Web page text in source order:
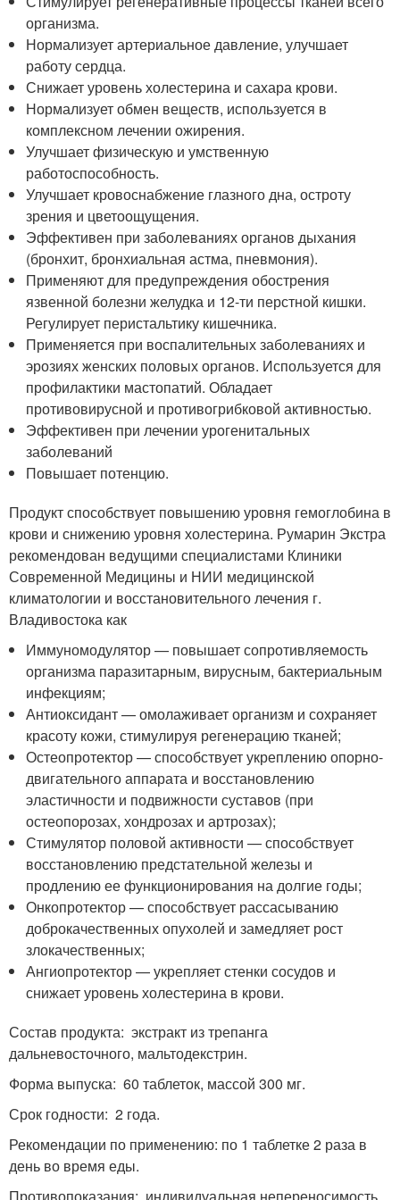
организма.
Нормализует артериальное давление, улучшает
работу сердца.
Снижает уровень холестерина и сахара крови.
Нормализует обмен веществ, используется в
комплексном лечении ожирения.
Улучшает физическую и умственную
работоспособность.
Улучшает кровоснабжение глазного дна, остроту
зрения и цветоощущения.
Эффективен при заболеваниях органов дыхания
(бронхит, бронхиальная астма, пневмония).
Применяют для предупреждения обострения
язвенной болезни желудка и 12-ти перстной кишки.
Регулирует перистальтику кишечника.
Применяется при воспалительных заболеваниях и
эрозиях женских половых органов. Используется для
профилактики мастопатий. Обладает
противовирусной и противогрибковой активностью.
Эффективен при лечении урогенитальных
заболеваний
Повышает потенцию.
Продукт способствует повышению уровня гемоглобина в
крови и снижению уровня холестерина. Румарин Экстра
рекомендован ведущими специалистами Клиники
Современной Медицины и НИИ медицинской
климатологии и восстановительного лечения г.
Владивостока как
Иммуномодулятор — повышает сопротивляемость
организма паразитарным, вирусным, бактериальным
инфекциям;
Антиоксидант — омолаживает организм и сохраняет
красоту кожи, стимулируя регенерацию тканей;
Остеопротектор — способствует укреплению опорно-
двигательного аппарата и восстановлению
эластичности и подвижности суставов (при
остеопорозах, хондрозах и артрозах);
Стимулятор половой активности — способствует
восстановлению предстательной железы и
продлению ее функционирования на долгие годы;
Онкопротектор — способствует рассасыванию
доброкачественных опухолей и замедляет рост
злокачественных;
Ангиопротектор — укрепляет стенки сосудов и
снижает уровень холестерина в крови.
Состав продукта: экстракт из трепанга
дальневосточного, мальтодекстрин.
Форма выпуска: 60 таблеток, массой 300 мг.
Срок годности: 2 года.
Рекомендации по применению: по 1 таблетке 2 раза в
день во время еды.